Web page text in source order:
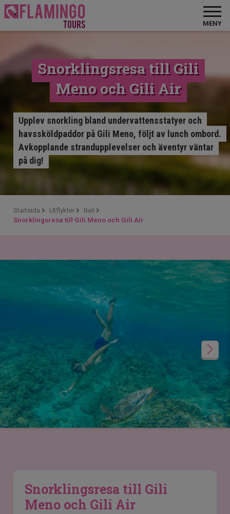
MENY
Snorklingsresa till Gili
Meno och Gili Air
Upplev snorkling bland undervattensstatyer och
havssköldpaddor på Gili Meno, följt av lunch ombord.
Avkopplande strandupplevelser och äventyr väntar
på dig!
Startsida Utflykter
Bali
Snorklingsresa till Gili Meno och Gili Air
Snorklingsresa till Gili
Meno och Gili Air